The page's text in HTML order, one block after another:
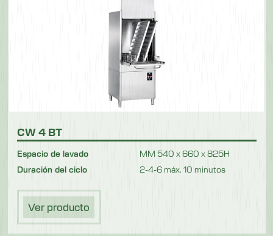
CW 4 BT
Espacio de lavado
MM 540 x 660 x 825H
Duración del ciclo
2-4-6 máx. 10 minutos
Ver producto